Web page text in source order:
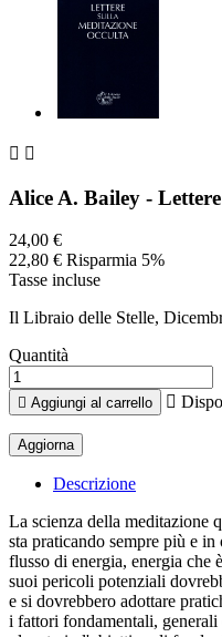
 
Alice A. Bailey -
24,00 €
22,80 € Risparmia 5%
Tasse incluse
Il Libraio delle Stelle,
Quantità
 Aggiungi al carrello 
Descrizione
La scienza della meditazione
sta praticando sempre più e
flusso di energia, energia che
suoi pericoli potenziali
e si dovrebbero adottare
i fattori fondamentali,